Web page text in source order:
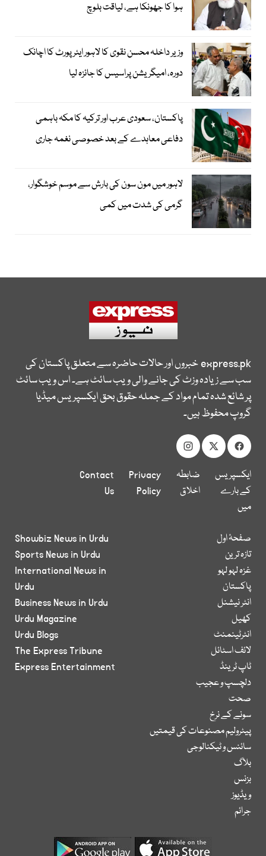
ہوا کا جھونکا ہے، لیاقت بلوچ
وزیر داخلہ محسن نقوی کا لاہور ایئر پورٹ کا اچانک
دورہ، امیگریشن پراسیس کا جائزہ لیا
پاکستان، سعودی عرب اور ترکیہ کا مکہ باہمی
دفاعی معاہدے کے بعد خصوصی نغمہ جاری
لاہور میں مون سون کی بارش سے موسم خوشگوار،
گرمی کی شدت میں کمی
express.pkخبروں اور حالات حاضرہ سے متعلق پاکستان کی
سب سے زیادہ وزٹ کی جانے والی ویب سائٹ ہے۔ اس ویب سائٹ
پر شائع شدہ تمام مواد کے جملہ حقوق بحق ایکسپریس میڈیا
گروپ محفوظ ہیں۔
ایکسپریس
کے بارے
میں
ضابطہ
اخلاق
Privacy
Policy
Contact
Us
صفحۂ اول
تازہ ترین
غزہ لہو لہو
پاکستان
انٹر نیشنل
کھیل
انٹرٹینمنٹ
لائف اسٹائل
ٹاپ ٹرینڈ
دلچسپ و عجیب
صحت
سونے کے نرخ
پیٹرولیم مصنوعات کی قیمتیں
سائنس و ٹیکنالوجی
بلاگ
بزنس
ویڈیوز
جرائم
Showbiz News in Urdu
Sports News in Urdu
International News in
Urdu
Business News in Urdu
Urdu Magazine
Urdu Blogs
The Express Tribune
Express Entertainment